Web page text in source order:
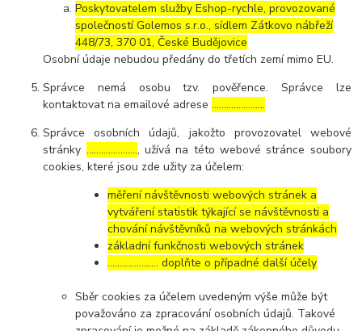
Poskytovatelem služby Eshop-rychle, provozované
společností Golemos s.r.o., sídlem Zátkovo nábřeží
448/73, 370 01, České Budějovice
Osobní údaje nebudou předány do třetích zemí mimo EU.
Správce nemá osobu tzv. pověřence. Správce lze
kontaktovat na emailové adrese………………….
Správce osobních údajů, jakožto provozovatel webové
stránky …………………, užívá na této webové stránce soubory
cookies, které jsou zde užity za účelem:
měření návštěvnosti webových stránek a
vytváření statistik týkající se návštěvnosti a
chování návštěvníků na webových stránkách
základní funkčnosti webových stránek
………………… doplňte o případné další účely
Sběr cookies za účelem uvedeným výše může být
považováno za zpracování osobních údajů. Takové